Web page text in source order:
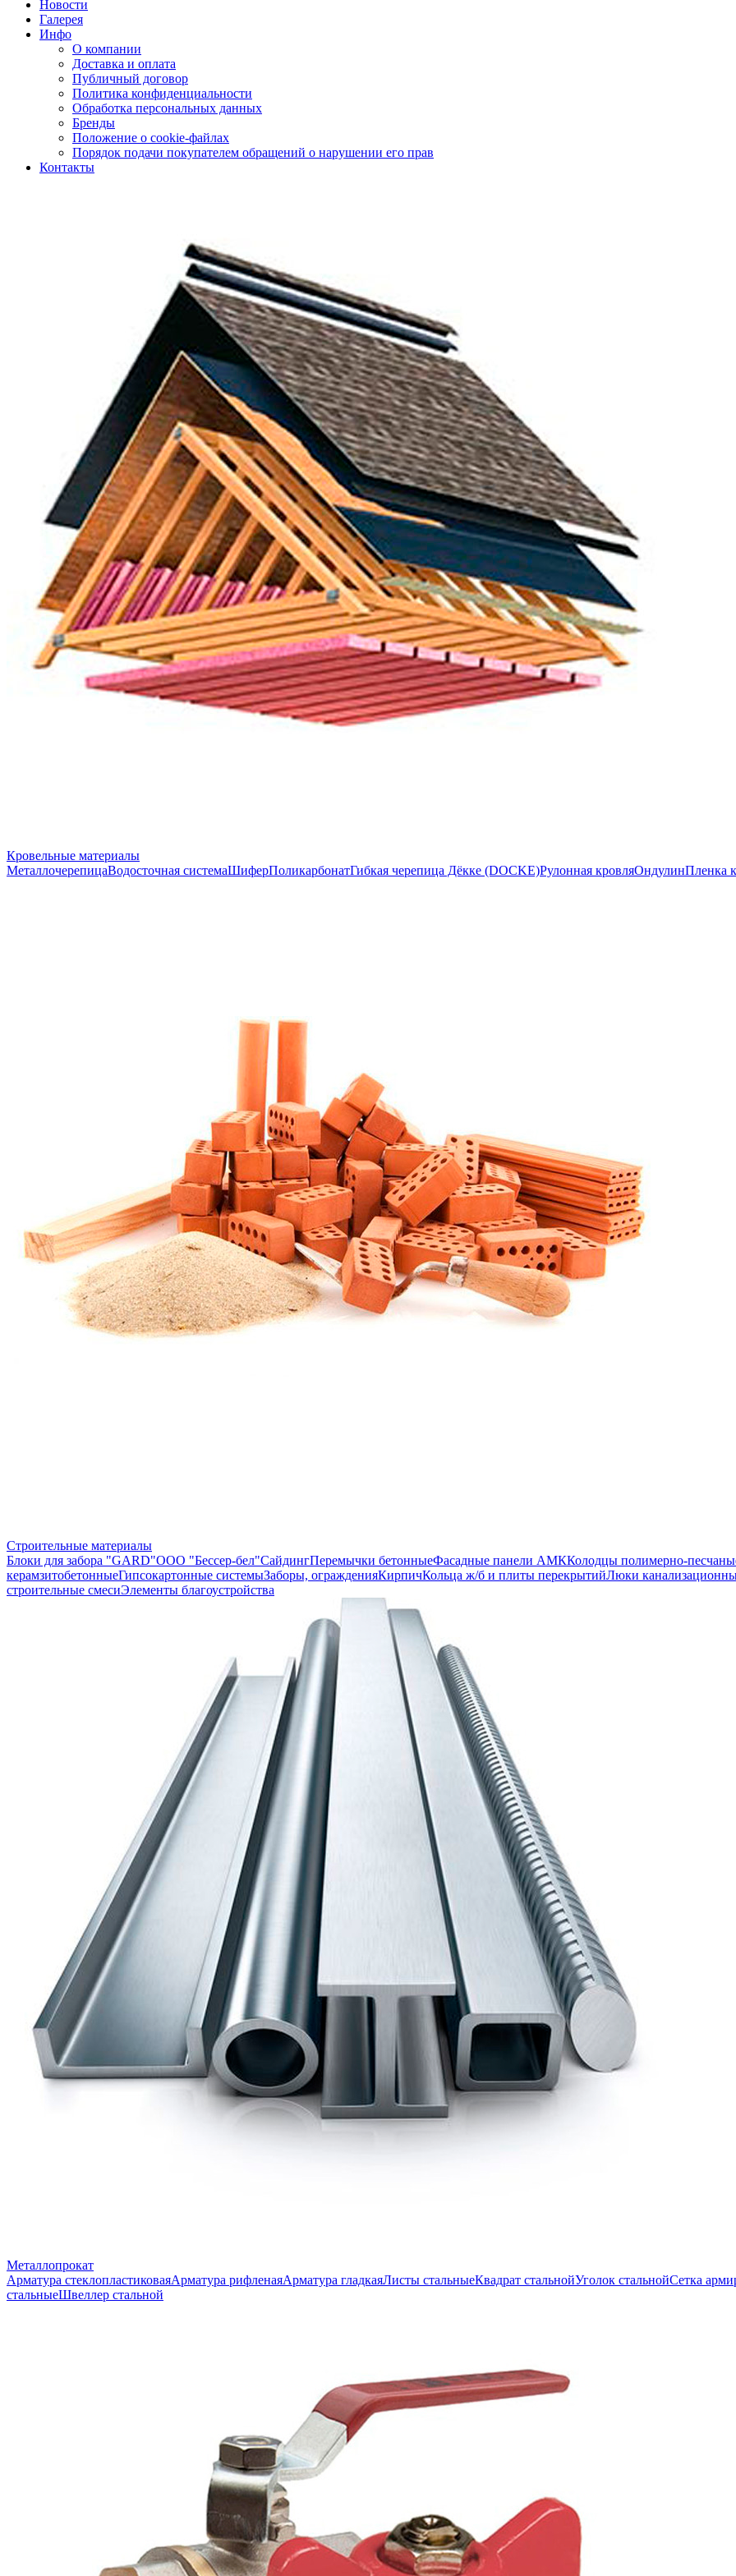
Новости
Галерея
Инфо
О компании
Доставка и оплата
Публичный договор
Политика конфиденциальности
Обработка персональных данных
Бренды
Положение о cookie-файлах
Порядок подачи покупателем обращений о нарушении его прав
Контакты
Кровельные материалы
МеталлочерепицаВодосточная системаШиферПоликарбонатГибкая черепица Дёкке (DOCKE)Рулонная кровляОндулинПленка
Строительные материалы
Блоки для забора "GARD"ООО "Бессер-бел"СайдингПеремычки бетонныеФасадные панели АМККолодцы полимерно-
керамзитобетонныеГипсокартонные системыЗаборы, огражденияКирпичКольца ж/б и плиты перекрытийЛюки
строительные смесиЭлементы благоустройства
Металлопрокат
Арматура стеклопластиковаяАрматура рифленаяАрматура гладкаяЛисты стальныеКвадрат стальнойУголок стальнойСетка
стальныеШвеллер стальной